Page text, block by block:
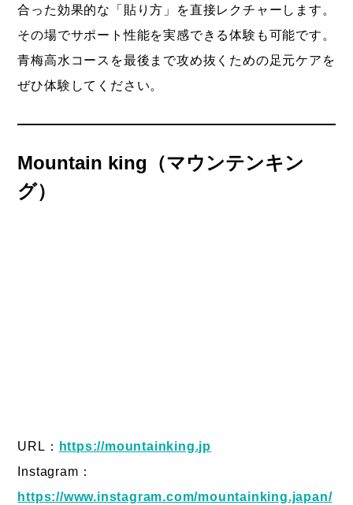
合った効果的な「貼り方」を直接レクチャーします。
その場でサポート性能を実感できる体験も可能です。
青梅高水コースを最後まで攻め抜くための足元ケアを
ぜひ体験してください。
Mountain king （マウンテンキン
グ）
URL：
https://mountainking.jp
Instagram：
https://www.instagram.com/mountainking.japan/